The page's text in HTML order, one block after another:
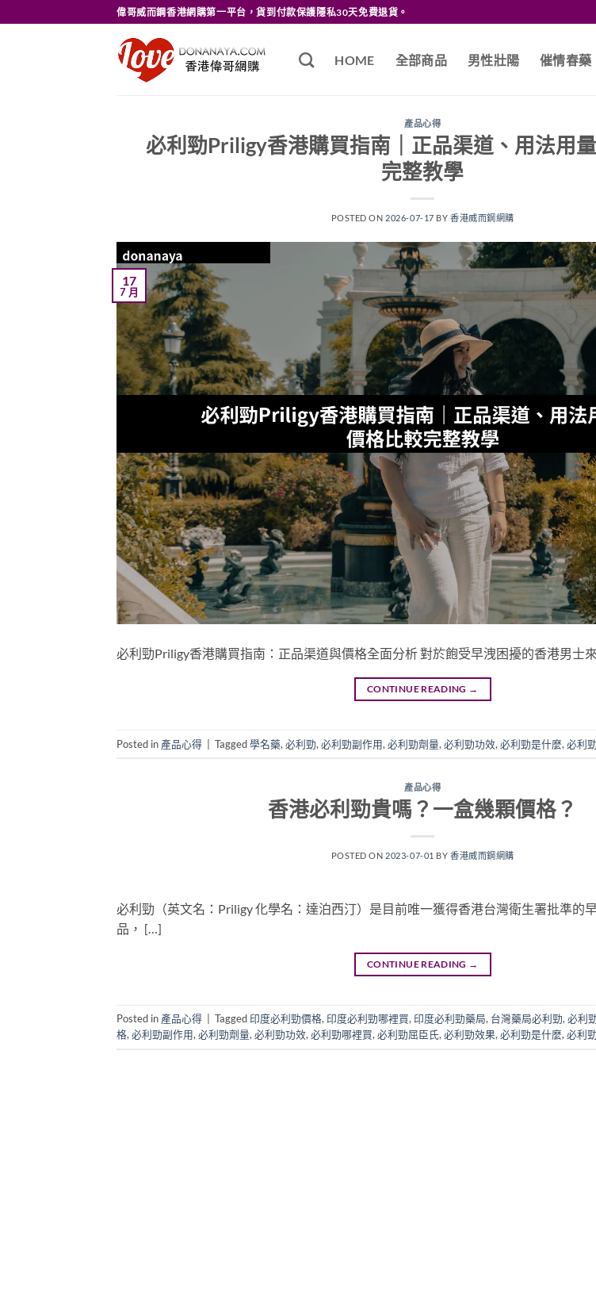
to
偉哥威而鋼香港網購第一平台，貨到付款保護隱私30天免費退貨。
HOME 全部商品 男性壯陽 催情春藥
產品心得
必利勁Priligy香港購買指南｜正品渠道、用法用
完整教學
POSTED ON 2026-07-17 BY香港威而鋼網購
17
7 月
必利勁Priligy香港購買指南：正品渠道與價格全面分析 對於飽受早洩困擾的香港男士
CONTINUE READING →
Posted in 產品心得 Tagged學名藥, 必利勁, 必利勁副作用, 必利勁劑量, 必利勁功效, 必利勁是什麼, 必利
產品心得
香港必利勁貴嗎？一盒幾顆價格？
POSTED ON 2023-07-01 BY香港威而鋼網購
必利勁（英文名：Priligy 化學名：達泊西汀）是目前唯一獲得香港台灣衛生署批準的
品， […]
CONTINUE READING →
Posted in 產品心得 Tagged印度必利勁價格,印度必利勁哪裡買,印度必利勁藥局, 台灣藥局必利勁,必利
格,必利勁副作用,必利勁劑量,必利勁功效,必利勁哪裡買,必利勁屈臣氏,必利勁效果,必利勁是什麼,必利